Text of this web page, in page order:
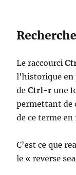
Le raccourci
l’historique
deCtrl-r une
permettant de
de ce terme
C’est ce que
le « reverse